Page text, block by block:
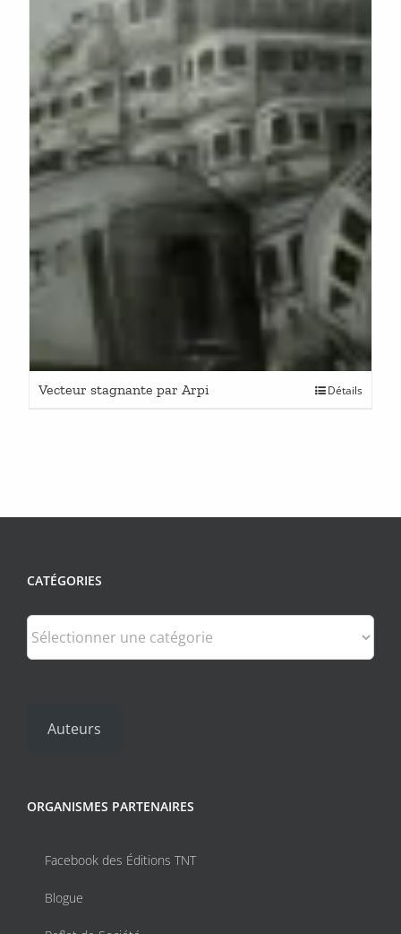
Vecteur stagnante par Arpi Détails
CATÉGORIES
Catégories
Auteurs
ORGANISMES PARTENAIRES
Facebook des Éditions TNT
Blogue